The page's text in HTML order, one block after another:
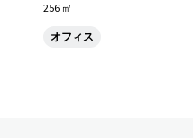
256 ㎡
オフィス